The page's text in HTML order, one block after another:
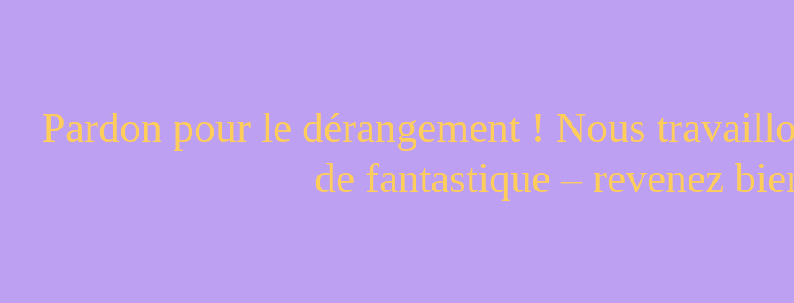
Pardon pour le dérangement ! Nous
de fantastique – revenez